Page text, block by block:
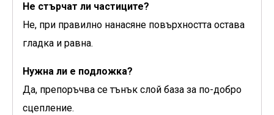
Не стърчат ли частиците?
Не, при правилно нанасяне повърхността остава
гладка и равна.
Нужна ли е подложка?
Да, препоръчва се тънък слой база за по-добро
сцепление.